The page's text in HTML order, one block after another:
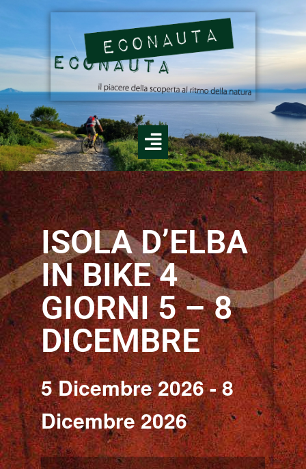
ISOLA D’ELBA
IN BIKE 4
GIORNI 5 – 8
DICEMBRE
5 Dicembre 2026-8
Dicembre 2026